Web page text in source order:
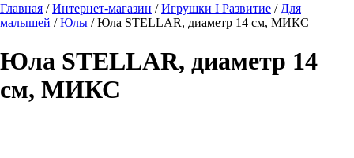
Главная /Интернет-магазин /Игрушки I Развитие / Для
малышей /Юлы /Юла STELLAR, диаметр 14 см, МИКС
Юла STELLAR, диаметр 14
см, МИКС